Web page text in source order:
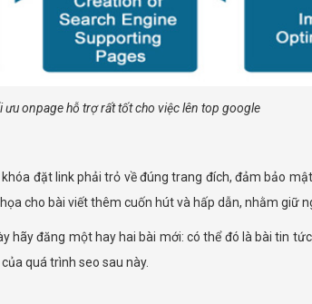
ưu onpage hỗ trợ rất tốt cho việc lên top google
đặt link phải trỏ về đúng trang đích, đảm bảo
cho bài viết thêm cuốn hút và hấp dẫn, nhằm giữ
đăng một hay hai bài mới: có thể đó là bài tin
quá trình seo sau này.